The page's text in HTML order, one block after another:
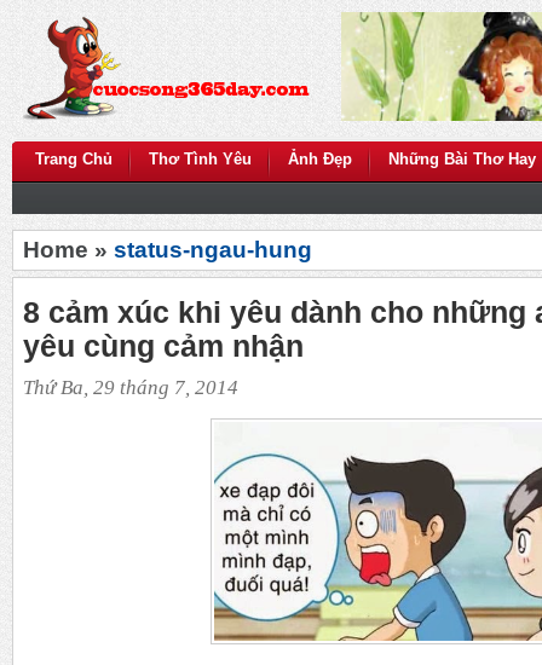
Trang Chủ Thơ Tình Yêu Ảnh Đẹp Những Bài Thơ Hay
Home » status-ngau-hung
8 cảm xúc khi yêu dành cho những
yêu cùng cảm nhận
Thứ Ba, 29 tháng 7, 2014